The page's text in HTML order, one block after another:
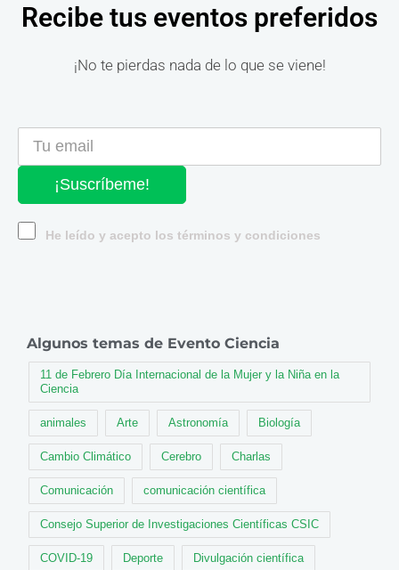
Recibe tus eventos preferidos
¡No te pierdas nada de lo que se viene!
¡Suscríbeme!
He leído y acepto los términos y condiciones
Algunos temas de Evento Ciencia
11 de Febrero Día Internacional de la Mujer y la Niña en la
Ciencia
animales Arte Astronomía Biología
Cambio Climático Cerebro Charlas
Comunicación comunicación científica
Consejo Superior de Investigaciones Científicas CSIC
COVID-19 Deporte Divulgación científica